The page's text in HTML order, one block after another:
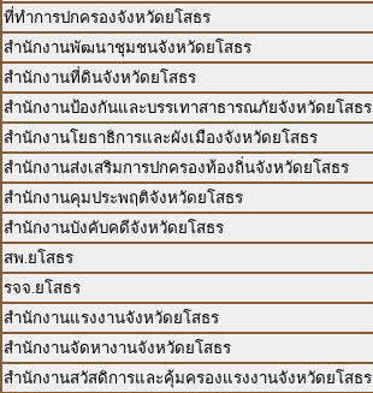
ที่ทำการปกครองจังหวัดยโสธร
สำนักงานพัฒนาชุมชนจังหวัดยโสธร
สำนักงานที่ดินจังหวัดยโสธร
สำนักงานป้องกันและบรรเทาสาธารณภัยจังหวัดยโสธร
สำนักงานโยธาธิการและผังเมืองจังหวัดยโสธร
สำนักงานส่งเสริมการปกครองท้องถิ่นจังหวัดยโสธร
สำนักงานคุมประพฤติจังหวัดยโสธร
สำนักงานบังคับคดีจังหวัดยโสธร
สพ.ยโสธร
รจจ.ยโสธร
สำนักงานแรงงานจังหวัดยโสธร
สำนักงานจัดหางานจังหวัดยโสธร
สำนักงานสวัสดิการและคุ้มครองแรงงานจังหวัดยโสธร